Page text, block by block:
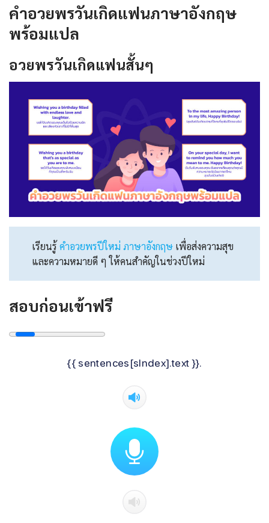
คําอวยพรวันเกิดแฟนภาษาอังกฤษ
พร้อมแปล
อวยพรวันเกิดแฟนสั้นๆ
เรียนรู้ คําอวยพรปีใหม่ ภาษาอังกฤษ เพื่อส่งความสุข
และความหมายดี ๆ ให้คนสำคัญในช่วงปีใหม่
สอบก่อนเข้าฟรี
{{ sentences[sIndex].text }}.